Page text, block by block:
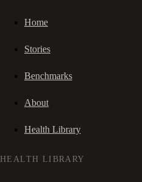
Home
Stories
Benchmarks
About
Health Library
HEALTH LIBRARY